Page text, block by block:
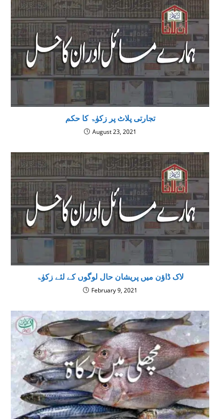
تجارتی پلاٹ پر زکوٰۃ کا حکم
August 23, 2021
لاک ڈاؤن میں پریشان حال لوگوں کے لئے زکوٰۃ
February 9, 2021